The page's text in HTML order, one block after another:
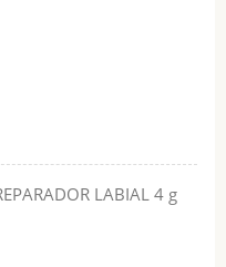
LABIAL 4 g